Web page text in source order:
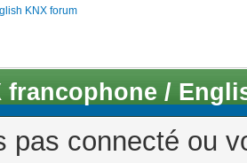
KNX forum
francophone /
pas connecté ou